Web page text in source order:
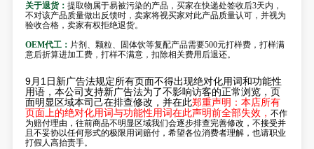
关于退货： 提取物属于易被污染的产品，买家在快递处签收后3天内，
不对该产品质量做出反馈时，卖家将视买家对此产品质量认可，并视为
验收合格，卖家有权拒绝退货。
OEM代工： 片剂、颗粒、固体饮等复配产品需要500元打样费，打样满
意后折算进加工费，打样不满意，扣除相关费用后退还。
9月1日新广告法规定所有页面不得出现绝对化用词和功能性
用语，本公司支持新广告法为了不影响访客的正常浏览，页
面明显区域本司己在排查修改，并在此郑重声明： 本店所有
页面上的绝对化用词与功能性用词在此声明前全部失效， 不作
为赔付理由，往前商品不明显区域我们会逐步排查完善修改，不接受并
且不妥协以任何形式的极限用词赔付，希望各位消费者理解，也请职业
打假人高抬责手。